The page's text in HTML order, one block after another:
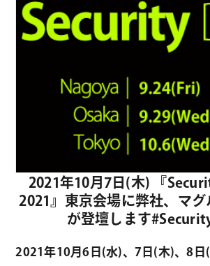
2021年10月7日(木) 『
2021』東京会場に弊社、マグ
が登壇します
2021年10月6日(水)、7日(木)、8日